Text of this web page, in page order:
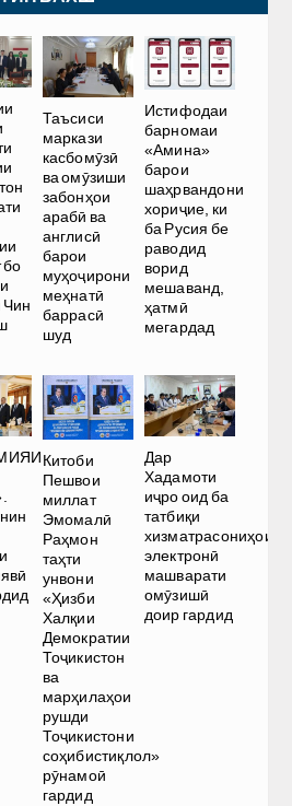
бо
Чин
Таъсиси
маркази
касбомӯзӣ
ва омӯзиши
забонҳои
арабӣ ва
англисӣ
барои
муҳоҷирони
меҳнатӣ
баррасӣ
шуд
Истифодаи
барномаи
«Амина»
барои
шаҳрвандони
хориҷие, ки
ба Русия бе
раводид
ворид
мешаванд,
ҳатмӣ
мегардад
Китоби
Пешвои
миллат
Эмомалӣ
Раҳмон
таҳти
унвони
«Ҳизби
Халқии
Демократии
Тоҷикистон
ва
марҳилаҳои
рушди
Тоҷикистони
соҳибистиқлол»
рӯнамоӣ
гардид
Дар
Хадамоти
иҷро оид ба
татбиқи
хизматрасониҳои
электронӣ
машварати
омӯзишӣ
доир гардид